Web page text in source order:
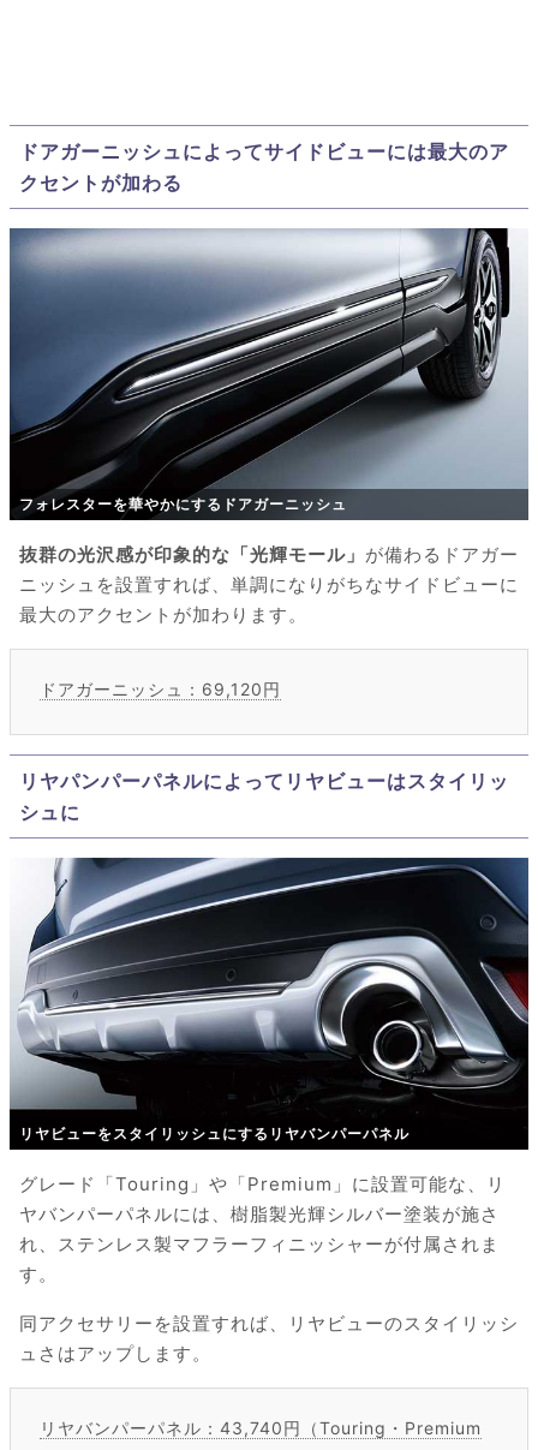
ドアガーニッシュによってサイドビューには最大のア
クセントが加わる
フォレスターを華やかにするドアガーニッシュ
抜群の光沢感が印象的な「光輝モール」 が備わるドアガー
ニッシュを設置すれば、単調になりがちなサイドビューに
最大のアクセントが加わります。
ドアガーニッシュ：69,120円
リヤパンパーパネルによってリヤビューはスタイリッ
シュに
リヤビューをスタイリッシュにするリヤバンパーパネル
グレード「Touring」や「Premium」に設置可能な、リ
ヤバンパーパネルには、樹脂製光輝シルバー塗装が施さ
れ、ステンレス製マフラーフィニッシャーが付属されま
す。
同アクセサリーを設置すれば、リヤビューのスタイリッシ
ュさはアップします。
リヤバンパーパネル：43,740円（Touring・Premium